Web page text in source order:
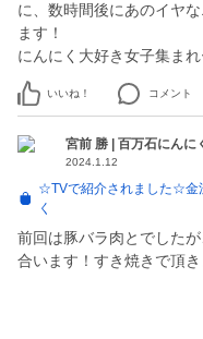
に、数時間後にあのイヤ
ます！
にんにく大好き女子集まれ
いいね！ コメント
宮前 勝 | 百万石にんに
2024.1.12
☆TVで紹介されました☆金
く
前回は豚バラ肉とでした
合います！すき焼きで頂